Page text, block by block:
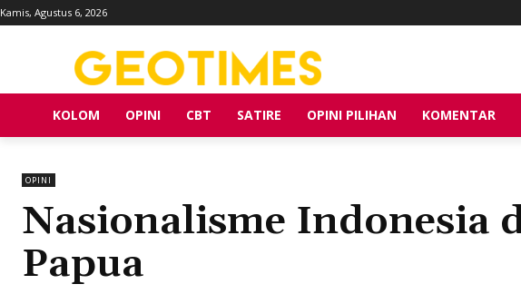
Kamis, Agustus 6, 2026
KOLOM OPINI CBT SATIRE OPINI PILIHAN KOMENTAR
OPINI
Nasionalisme Indonesia
Papua